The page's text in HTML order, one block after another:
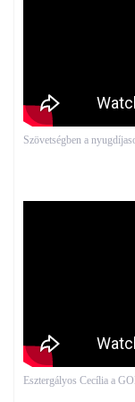
Szövetségben a
Esztergályos Cecília a